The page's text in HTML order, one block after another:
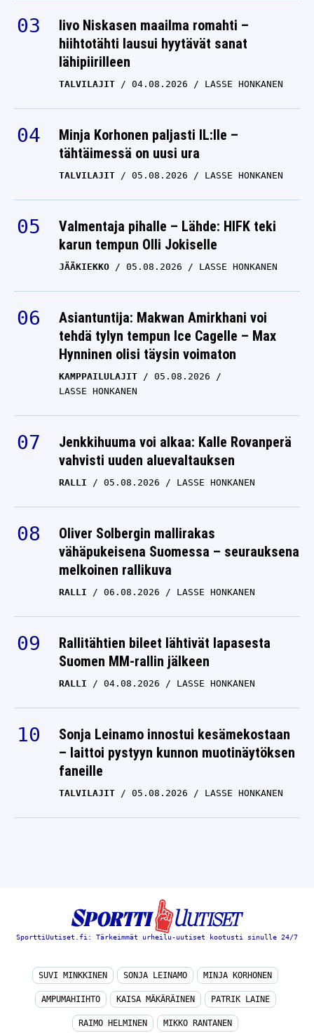
Iivo Niskasen maailma romahti –
hiihtotähti lausui hyytävät sanat
lähipiirilleen
TALVILAJIT 04.08.2026 LASSE HONKANEN
Minja Korhonen paljasti IL:lle –
tähtäimessä on uusi ura
TALVILAJIT 05.08.2026 LASSE HONKANEN
Valmentaja pihalle – Lähde: HIFK teki
karun tempun Olli Jokiselle
JÄÄKIEKKO 05.08.2026 LASSE HONKANEN
Asiantuntija: Makwan Amirkhani voi
tehdä tylyn tempun Ice Cagelle – Max
Hynninen olisi täysin voimaton
KAMPPAILULAJIT
05.08.2026
LASSE HONKANEN
Jenkkihuuma voi alkaa: Kalle Rovanperä
vahvisti uuden aluevaltauksen
RALLI 05.08.2026 LASSE HONKANEN
Oliver Solbergin mallirakas
vähäpukeisena Suomessa – seurauksena
melkoinen rallikuva
RALLI 06.08.2026 LASSE HONKANEN
Rallitähtien bileet lähtivät lapasesta
Suomen MM-rallin jälkeen
RALLI 04.08.2026 LASSE HONKANEN
Sonja Leinamo innostui kesämekostaan
– laittoi pystyyn kunnon muotinäytöksen
faneille
TALVILAJIT 05.08.2026 LASSE HONKANEN
SporttiUutiset.fi: Tärkeimmät urheilu-uutiset kootusti sinulle 24/7
SUVI MINKKINEN SONJA LEINAMO MINJA KORHONEN
AMPUMAHIIHTO KAISA MÄKÄRÄINEN PATRIK LAINE
RAIMO HELMINEN MIKKO RANTANEN